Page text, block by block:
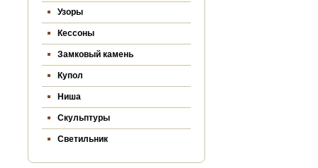
Узоры
Кессоны
Замковый камень
Купол
Ниша
Скульптуры
Светильник